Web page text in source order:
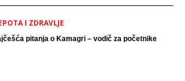
I ZDRAVLJE
pitanja o Kamagri – vodič za početnike